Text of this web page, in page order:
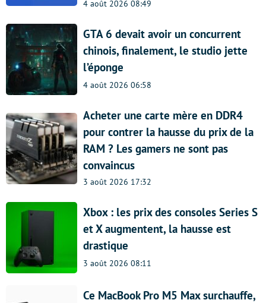
4 août 2026 08:49
GTA 6 devait avoir un concurrent
chinois, finalement, le studio jette
l’éponge
4 août 2026 06:58
Acheter une carte mère en DDR4
pour contrer la hausse du prix de la
RAM ? Les gamers ne sont pas
convaincus
3 août 2026 17:32
Xbox : les prix des consoles Series S
et X augmentent, la hausse est
drastique
3 août 2026 08:11
Ce MacBook Pro M5 Max surchauffe,